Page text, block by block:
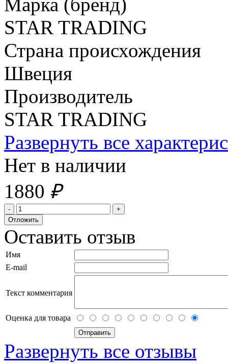
STAR TRADING
Страна происхождения
Швеция
Производитель
STAR TRADING
Развернуть все
Нет в наличии
1880 ₽
Оставить отзыв
Имя
E-mail
Текст комментария
Оценка для товара
Развернуть все отзывы